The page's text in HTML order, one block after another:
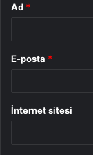
Ad *
E-posta *
İnternet sitesi